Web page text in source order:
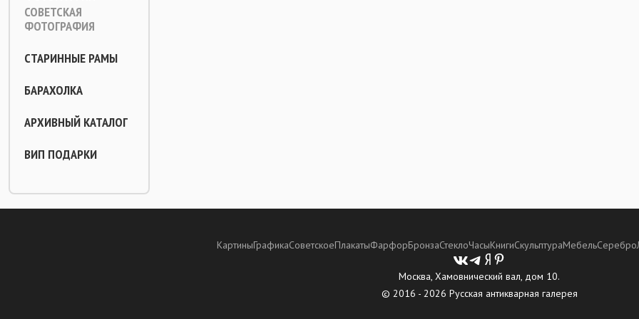
СОВЕТСКАЯ
ФОТОГРАФИЯ
СТАРИННЫЕ РАМЫ
БАРАХОЛКА
АРХИВНЫЙ КАТАЛОГ
ВИП ПОДАРКИ
КартиныГрафикаСоветскоеПлакатыФарфорБронзаСтеклоЧасыКнигиСкульптураМебельСеребро
Москва, Хамовнический вал, дом 10.
© 2016 - 2026 Русская антикварная галерея